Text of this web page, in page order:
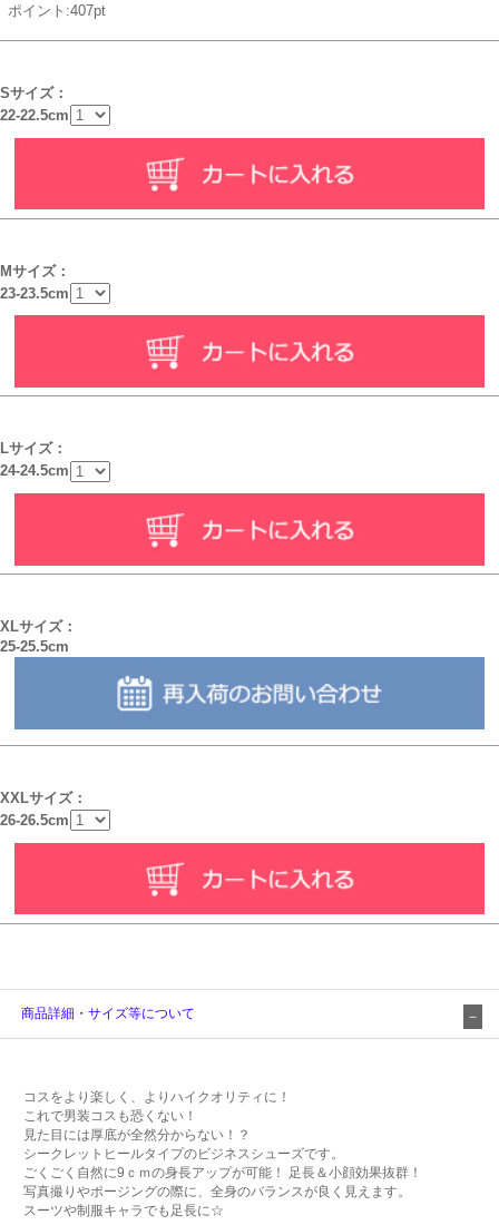
ポイント:407pt
Sサイズ：
22-22.5cm
Mサイズ：
23-23.5cm
Lサイズ：
24-24.5cm
XLサイズ：
25-25.5cm
XXLサイズ：
26-26.5cm
商品詳細・サイズ等について
コスをより楽しく、よりハイクオリティに！
これで男装コスも恐くない！
見た目には厚底が全然分からない！？
シークレットヒールタイプのビジネスシューズです。
ごくごく自然に9ｃｍの身長アップが可能！ 足長＆小顔効果抜群！
写真撮りやポージングの際に、全身のバランスが良く見えます。
スーツや制服キャラでも足長に☆